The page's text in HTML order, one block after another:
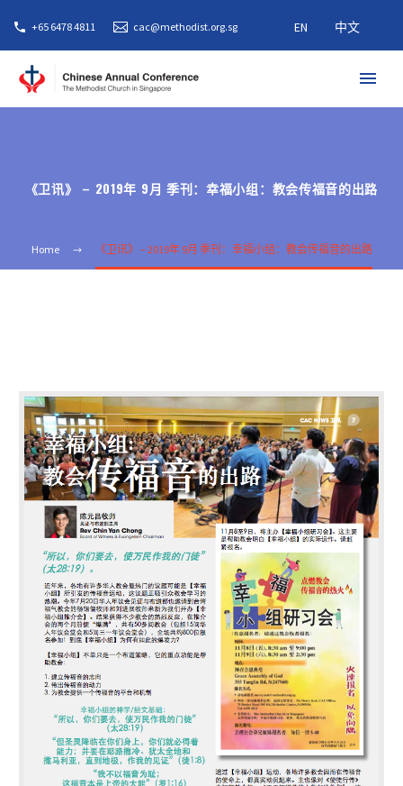
+65 6478 4811 cac@methodist.org.sg EN 中文
《卫讯》 – 2019年 9月 季刊：幸福小组：教会传福音的出路
Home 《卫讯》 – 2019年 9月 季刊：幸福小组：教会传福音的出路